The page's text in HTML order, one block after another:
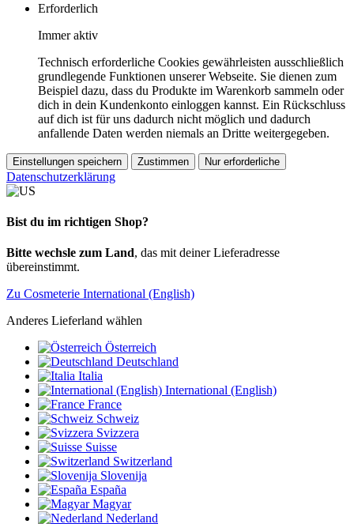
Erforderlich
Immer aktiv
Technisch erforderliche Cookies gewährleisten ausschließlich
grundlegende Funktionen unserer Webseite. Sie dienen zum
Beispiel dazu, dass du Produkte im Warenkorb sammeln oder
dich in dein Kundenkonto einloggen kannst. Ein Rückschluss
auf dich ist für uns dadurch nicht möglich und dadurch
anfallende Daten werden niemals an Dritte weitergegeben.
Einstellungen speichern Zustimmen Nur erforderliche
Datenschutzerklärung
Bist du im richtigen Shop?
Bitte wechsle zum Land, das mit deiner Lieferadresse
übereinstimmt.
Zu Cosmeterie International (English)
Anderes Lieferland wählen
Österreich
Deutschland
Italia
International (English)
France
Schweiz
Svizzera
Suisse
Switzerland
Slovenija
España
Magyar
Nederland